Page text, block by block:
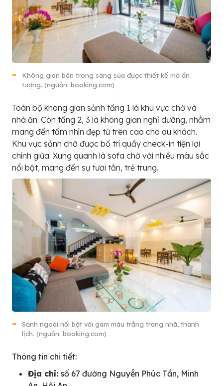
Không gian bên trong sáng sủa được thiết kế mở ấn
tượng. (nguồn: booking.com)
Toàn bộ không gian sảnh tầng 1 là khu vực chờ và
nhà ăn. Còn tầng 2, 3 là không gian nghỉ dưỡng, nhằm
mang đến tầm nhìn đẹp từ trên cao cho du khách.
Khu vực sảnh chờ được bố trí quầy check-in tiện lợi
chính giữa. Xung quanh là sofa chờ với nhiều màu sắc
nổi bật, mang đến sự tươi tắn, trẻ trung.
Sảnh ngoài nổi bật với gam màu trắng trang nhã, thanh
lịch. (nguồn: booking.com)
Thông tin chi tiết:
Địa chỉ: số 67 đường Nguyễn Phúc Tần, Minh